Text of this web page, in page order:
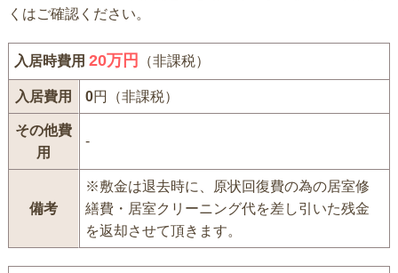
くはご確認ください。
入居時費用20万円 （非課税）
入居費用 0円（非課税）
その他費
用
-
備考
※敷金は退去時に、原状回復費の為の居室修
繕費・居室クリーニング代を差し引いた残金
を返却させて頂きます。